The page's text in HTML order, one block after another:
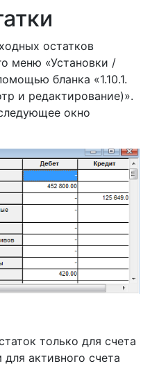
остатков
меню «Установки /
бланка «1.10.1.
и редактирование)».
окно
только для счета
активного счета